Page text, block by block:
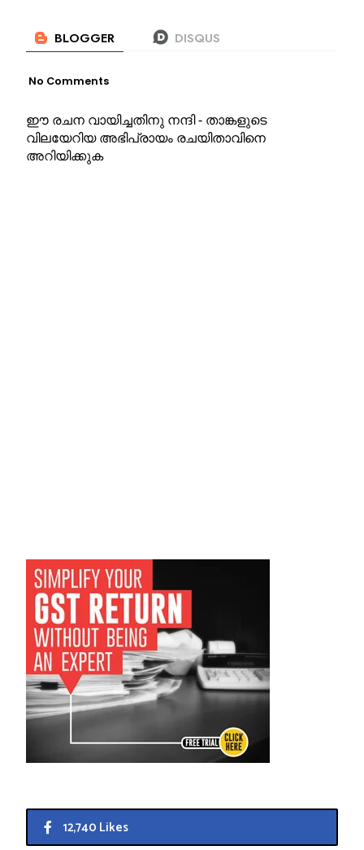
No Comments
ഈ രചന വായിച്ചതിനു നന്ദി - താങ്കളുടെ
വിലയേറിയ അഭിപ്രായം രചയിതാവിനെ
അറിയിക്കുക
12,740 Likes